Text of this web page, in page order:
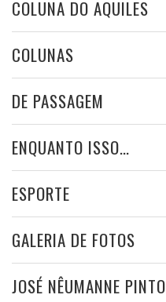
COLUNA DO AQUILES
COLUNAS
DE PASSAGEM
ENQUANTO ISSO…
ESPORTE
GALERIA DE FOTOS
JOSÉ NÊUMANNE PINTO